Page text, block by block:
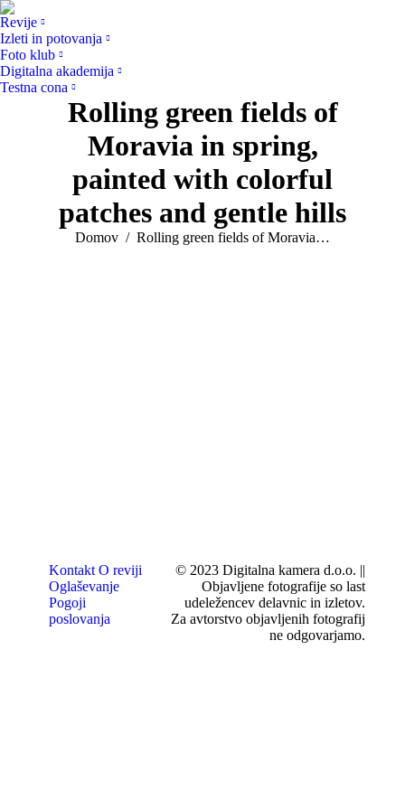
Revije
Izleti in potovanja
Foto klub
Digitalna akademija
Testna cona
Rolling green fields of
Moravia in spring,
painted with colorful
patches and gentle hills
You are here:
Domov Rolling green fields of Moravia…
Kontakt O reviji
Oglaševanje
Pogoji
poslovanja
© 2023 Digitalna kamera d.o.o. ||
Objavljene fotografije so last
udeležencev delavnic in izletov.
Za avtorstvo objavljenih fotografij
ne odgovarjamo.